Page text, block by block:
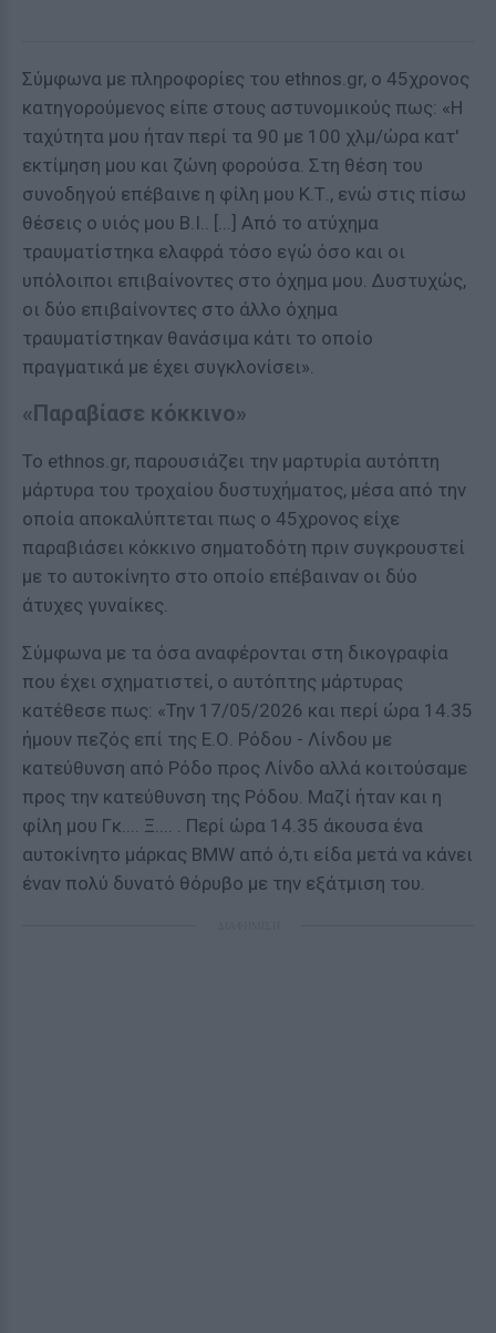
Σύμφωνα με πληροφορίες του ethnos.gr, ο 45χρονος
κατηγορούμενος είπε στους αστυνομικούς πως: «Η
ταχύτητα μου ήταν περί τα 90 με 100 χλμ/ώρα κατ'
εκτίμηση μου και ζώνη φορούσα. Στη θέση του
συνοδηγού επέβαινε η φίλη μου Κ.Τ., ενώ στις πίσω
θέσεις ο υιός μου Β.Ι.. [...] Από το ατύχημα
τραυματίστηκα ελαφρά τόσο εγώ όσο και οι
υπόλοιποι επιβαίνοντες στο όχημα μου. Δυστυχώς,
οι δύο επιβαίνοντες στο άλλο όχημα
τραυματίστηκαν θανάσιμα κάτι το οποίο
πραγματικά με έχει συγκλονίσει».
«Παραβίασε κόκκινο»
Το ethnos.gr, παρουσιάζει την μαρτυρία αυτόπτη
μάρτυρα του τροχαίου δυστυχήματος, μέσα από την
οποία αποκαλύπτεται πως ο 45χρονος είχε
παραβιάσει κόκκινο σηματοδότη πριν συγκρουστεί
με το αυτοκίνητο στο οποίο επέβαιναν οι δύο
άτυχες γυναίκες.
Σύμφωνα με τα όσα αναφέρονται στη δικογραφία
που έχει σχηματιστεί, ο αυτόπτης μάρτυρας
κατέθεσε πως: «Την 17/05/2026 και περί ώρα 14.35
ήμουν πεζός επί της Ε.Ο. Ρόδου - Λίνδου με
κατεύθυνση από Ρόδο προς Λίνδο αλλά κοιτούσαμε
προς την κατεύθυνση της Ρόδου. Μαζί ήταν και η
φίλη μου Γκ.... Ξ.... . Περί ώρα 14.35 άκουσα ένα
αυτοκίνητο μάρκας BMW από ό,τι είδα μετά να κάνει
έναν πολύ δυνατό θόρυβο με την εξάτμιση του.